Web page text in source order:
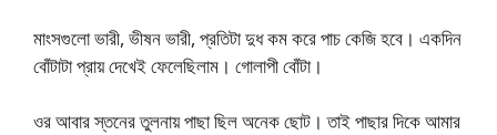
মাংসগুলো ভারী, ভীষন ভারী, প্রতিটা দুধ কম করে পাচ কেজি হবে। একদিন
বোঁটাটা প্রায় দেখেই ফেলেছিলাম। গোলাপী বোঁটা।
ওর আবার স্তনের তুলনায় পাছা ছিল অনেক ছোট। তাই পাছার দিকে আমার